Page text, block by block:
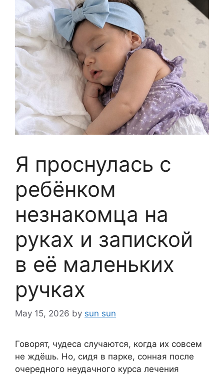
Я проснулась с
ребёнком
незнакомца на
руках и запиской
в её маленьких
ручках
May 15, 2026 by sun sun
Говорят, чудеса случаются, когда их совсем
не ждёшь. Но, сидя в парке, сонная после
очередного неудачного курса лечения